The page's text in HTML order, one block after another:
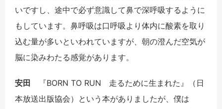
いですし、途中で必ず意識して鼻で深呼吸するように
もしています。鼻呼吸は口呼吸より体内に酸素を取り
込む量が多いといわれていますが、朝の澄んだ空気が
脳に染みわたる感覚があります。
安田 『BORN TO RUN 走るために生まれた』（日
本放送出版協会）という本がありましたが、僕は